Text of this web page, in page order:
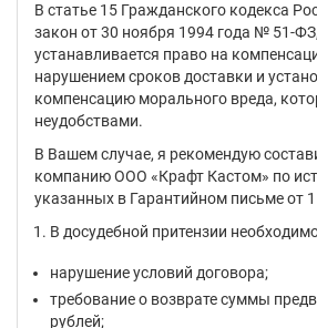
В статье 15 Гражданского кодекса
закон от 30 ноября 1994 года № 51-
устанавливается право на
нарушением сроков доставки и
компенсацию морального вреда,
неудобствами.
В Вашем случае, я рекомендую
компанию ООО «Крафт Кастом» по
указанных в Гарантийном письме от
В досудебной притензии
нарушение условий договора;
требование о возврате суммы
рублей;